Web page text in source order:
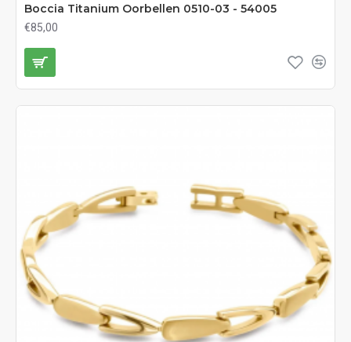
Boccia Titanium Oorbellen 0510-03 - 54005
€85,00